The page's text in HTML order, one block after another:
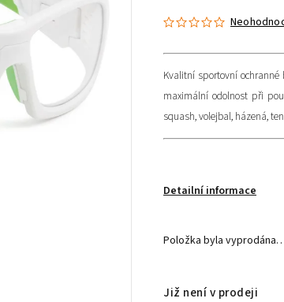
Kvalitní sportovní
maximální odolnost při
squash, volejbal, házená,
Detailní informace
Položka byla
Již není v prodeji